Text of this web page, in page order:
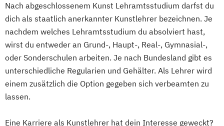
Nach abgeschlossenem Kunst Lehramtsstudium darfst du
dich als staatlich anerkannter Kunstlehrer bezeichnen. Je
nachdem welches Lehramtsstudium du absolviert hast,
wirst du entweder an Grund-, Haupt-, Real-, Gymnasial-,
oder Sonderschulen arbeiten. Je nach Bundesland gibt es
unterschiedliche Regularien und Gehälter. Als Lehrer wird
einem zusätzlich die Option gegeben sich verbeamten zu
lassen.
Eine Karriere als Kunstlehrer hat dein Interesse geweckt?